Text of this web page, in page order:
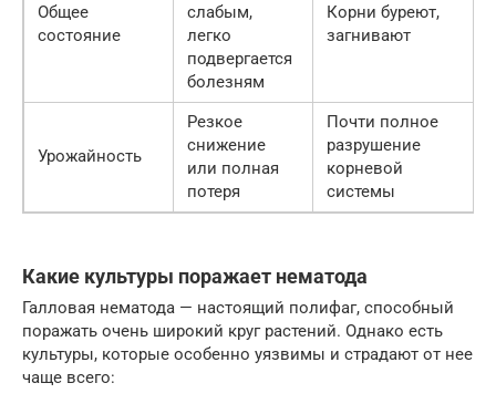
Общее
состояние
слабым,
легко
подвергается
болезням
Корни буреют,
загнивают
Урожайность
Резкое
снижение
или полная
потеря
Почти полное
разрушение
корневой
системы
Какие культуры поражает нематода
Галловая нематода — настоящий полифаг, способный
поражать очень широкий круг растений. Однако есть
культуры, которые особенно уязвимы и страдают от нее
чаще всего: